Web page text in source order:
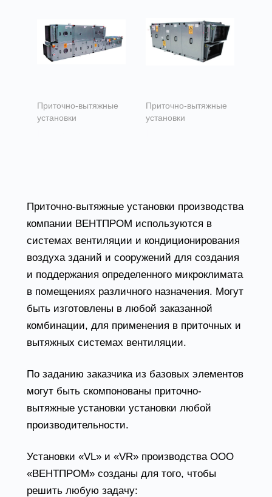
Приточно-вытяжные
установки
Приточно-вытяжные
установки
Приточно-вытяжные установки производства
компании ВЕНТПРОМ используются в
системах вентиляции и кондиционирования
воздуха зданий и сооружений для создания
и поддержания определенного микроклимата
в помещениях различного назначения. Могут
быть изготовлены в любой заказанной
комбинации, для применения в приточных и
вытяжных системах вентиляции.
По заданию заказчика из базовых элементов
могут быть скомпонованы приточно-
вытяжные установки установки любой
производительности.
Установки «VL» и «VR» производства ООО
«ВЕНТПРОМ» созданы для того, чтобы
решить любую задачу: